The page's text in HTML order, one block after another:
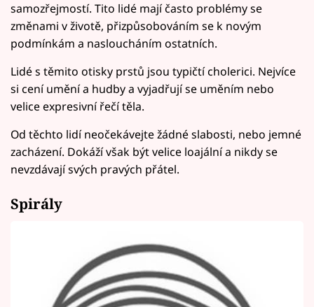
samozřejmostí. Tito lidé mají často problémy se
změnami v životě, přizpůsobováním se k novým
podmínkám a nasloucháním ostatních.
Lidé s těmito otisky prstů jsou typičtí cholerici. Nejvíce
si cení umění a hudby a vyjadřují se uměním nebo
velice expresivní řečí těla.
Od těchto lidí neočekávejte žádné slabosti, nebo jemné
zacházení. Dokáží však být velice loajální a nikdy se
nevzdávají svých pravých přátel.
Spirály